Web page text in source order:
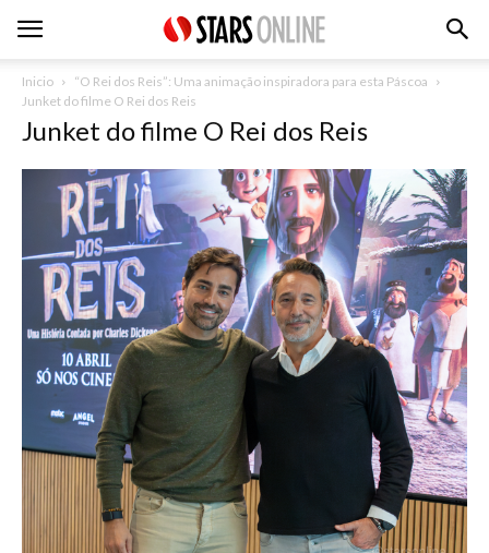
Inicio
“O Rei dos Reis”: Uma animação inspiradora para esta Páscoa
Junket do filme O Rei dos Reis
Junket do filme O Rei dos Reis